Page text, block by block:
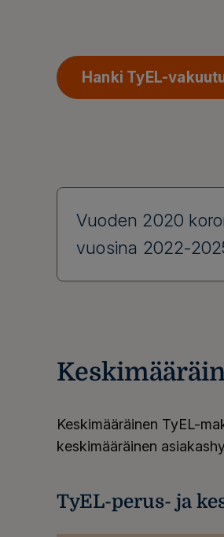
Hanki TyEL-
Vuoden 2020
vuosina 2022-
Keskimääräinen TyEL-
keskimääräinen
TyEL-perus- ja